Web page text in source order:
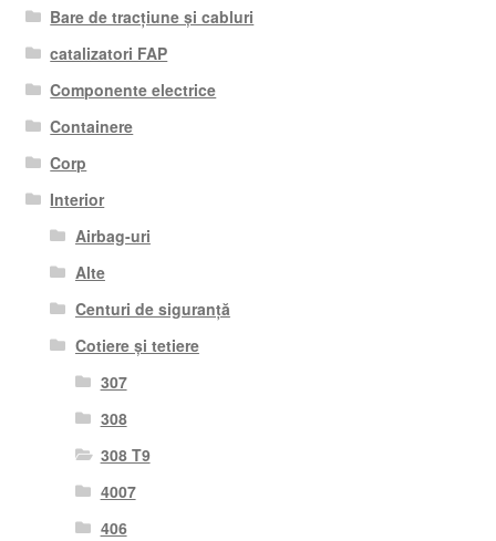
Bare de tracțiune și cabluri
catalizatori FAP
Componente electrice
Containere
Corp
Interior
Airbag-uri
Alte
Centuri de siguranță
Cotiere și tetiere
307
308
308 T9
4007
406